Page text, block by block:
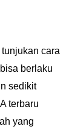
cara
berlaku
sedikit
terbaru
yang